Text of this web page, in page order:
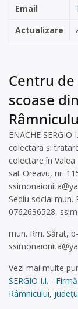
Email
Actualizare
Centru
scoase
ENACHE
colectara și
colectare în
sat Oreavu, nr.
Sediu social:mun.
0762636528,
mun. Rm. Sărat,
Vezi mai multe
SERGIO I.I. -
Râmnicului,